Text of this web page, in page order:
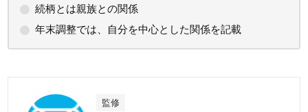
続柄とは親族との関係
年末調整では、自分を中心とした関係を記載
監修